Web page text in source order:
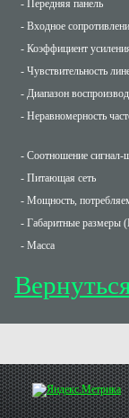
- Передняя панель
- Входное
- Коэффициент
- Чувствительность
- Диапазон
- Неравномерность
- Соотношение
- Питающая сеть
- Мощность,
- Габаритные
- Масса